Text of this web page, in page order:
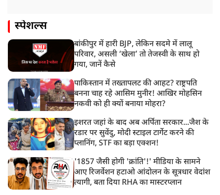
स्पेशल्स
बांकीपुर में हारी BJP, लेकिन सदमे में लालू
परिवार, असली ‘खेला’ तो तेजस्वी के साथ हो
गया, जानें कैसे
पाकिस्तान में तख्तापलट की आहट? राष्ट्रपति
बनना चाह रहे आसिम मुनीर! आखिर मोहसिन
नकवी को ही क्यों बनाया मोहरा?
इशरत जहां के बाद अब अर्पिता सरकार...जैश के
रडार पर सुवेंदु, मोदी स्टाइल टार्गेट करने की
प्लानिंग, STF का बड़ा एक्शन!
'1857 जैसी होगी 'क्रांति'!' मीडिया के सामने
आए रिजर्वेशन हटाओ आंदोलन के सूत्रधार वेदांश
त्यागी, बता दिया RHA का मास्टरप्लान